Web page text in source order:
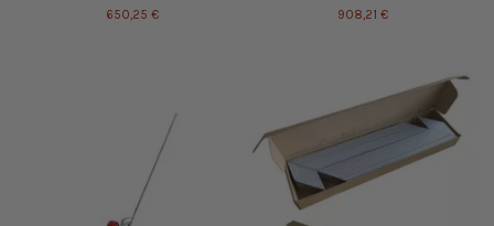
650,25 €
908,21 €